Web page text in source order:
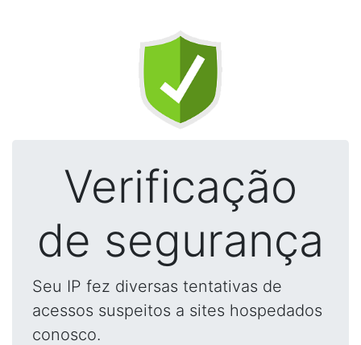
Verificação
de segurança
Seu IP fez diversas tentativas de
acessos suspeitos a sites hospedados
conosco.